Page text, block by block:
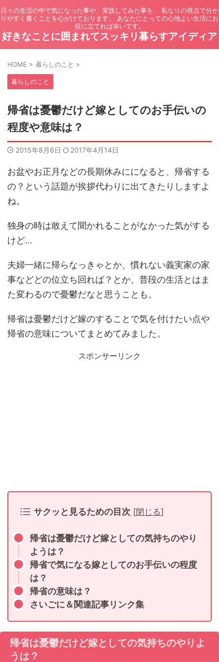
日々の生活の中で気になった事や、実践してみた事を、 私なりの視点で分か
りやすく書くことを心がけております。 あなたにとっての心地よい生活にお
役に立てれば幸いです。
好きなことに囲まれてスッキリ暮らすアイディア
HOME > 暮らしのこと >
暮らしのこと
帰省は憂鬱だけど嫁としてのお手伝いの
程度や意味は？
2015年8月6日 2017年4月14日
お盆やお正月などの長期休みにになると、帰省する
の？という話題が挨拶代わりに出てきたりしますよ
ね。
独身の時は敢えて聞かれることがなかった気がする
けど…
夫婦一緒に帰らなっきゃとか、慣れない義実家の家
事などどの位立ち回れば？とか、普段の生活とはま
た変わるので憂鬱だなと思うことも。
帰省は憂鬱だけど嫁のすることで気を付けたい点や
帰省の意味についてまとめてみました。
スポンサーリンク
サクッと見るための目次 [閉じる]
帰省は憂鬱だけど嫁としての気持ちのやり
ようは？
帰省で気になる嫁としてのお手伝いの程度
は？
帰省の意味は？
さいごに＆関連記事リンク集
帰省は憂鬱だけど嫁としての気持ちのやりよ
うは？